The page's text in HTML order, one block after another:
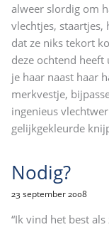
alweer slordig om
vlechtjes, staartjes,
dat ze niks tekort
deze ochtend
je haar naast haar
merkvestje,
ingenieus
gelijkgekleurde
Nodig?
23 september 2008
“Ik vind het best